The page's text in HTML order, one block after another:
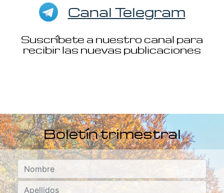
Canal Telegram
Suscríbete a nuestro canal para
recibir las nuevas publicaciones
Boletín trimestral